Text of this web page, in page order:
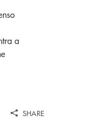
a
SHARE